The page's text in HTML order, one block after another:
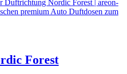
Forest